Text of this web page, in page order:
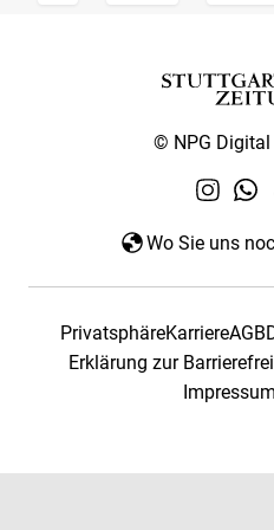
© NPG
Wo Sie uns
PrivatsphäreKarriereAGB
Erklärung zur
Impressum